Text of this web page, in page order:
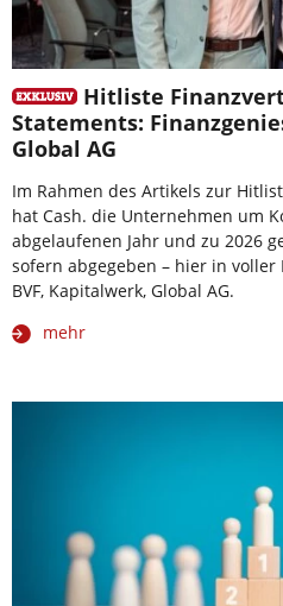
Hitliste
Statements:
Global AG
Im Rahmen des Artikels zur
hat Cash. die Unternehmen um
abgelaufenen Jahr und zu 2026
sofern abgegeben – hier in voller
BVF, Kapitalwerk, Global AG.
mehr